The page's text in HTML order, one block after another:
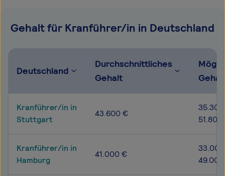
Gehalt für Kranführer/in in Deutschland
Deutschland
Durchschnittliches
Gehalt
Kranführer/in in
Stuttgart
43.600 €
Kranführer/in in
Hamburg
41.000 €